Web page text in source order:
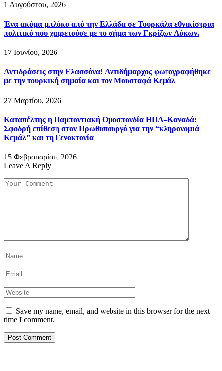
1 Αυγούστου, 2026
Ένα ακόμα μπλόκο από την Ελλάδα σε Τουρκάλα εθνικίστρια
πολιτικό που χαιρετούσε με το σήμα των Γκρίζων Λύκων.
17 Ιουνίου, 2026
Αντιδράσεις στην Ελασσόνα! Αντιδήμαρχος φωτογραφήθηκε
με την τουρκική σημαία και τον Μουσταφά Κεμάλ
27 Μαρτίου, 2026
Καταπέλτης η Παμποντιακή Ομοσπονδία ΗΠΑ–Καναδά:
Σφοδρή επίθεση στον Πρωθυπουργό για την “κληρονομιά
Κεμάλ” και τη Γενοκτονία
15 Φεβρουαρίου, 2026
Leave A Reply
Save my name, email, and website in this browser for the next
time I comment.